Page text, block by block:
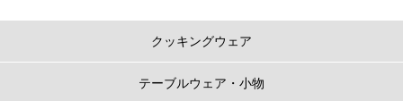
クッキングウェア
テーブルウェア・小物